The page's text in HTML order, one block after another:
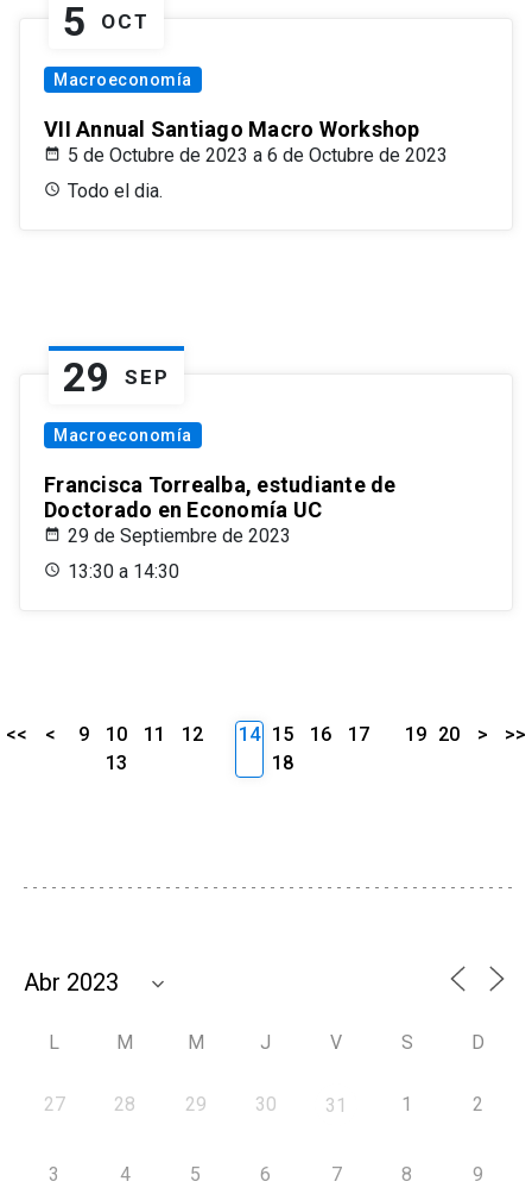
5 OCT
Macroeconomía
VII Annual Santiago Macro Workshop
5 de Octubre de 2023 a 6 de Octubre de 2023
Todo el dia.
29 SEP
Macroeconomía
Francisca Torrealba, estudiante de
Doctorado en Economía UC
29 de Septiembre de 2023
13:30 a 14:30
<< < 9 10 11
12
13
14 15 16
17
18
19 20 > >>
L M M J V S D
27 28 29 30 31 1 2
3 4 5 6 7 8 9